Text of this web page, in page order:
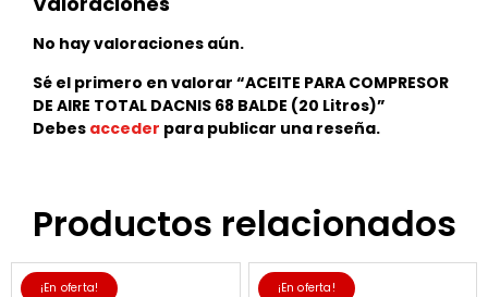
No hay valoraciones aún.
Sé el primero en valorar “ACEITE PARA COMPRESOR
DE AIRE TOTAL DACNIS 68 BALDE (20 Litros)”
Debes acceder para publicar una reseña.
Productos relacionados
¡En oferta! ¡En oferta!